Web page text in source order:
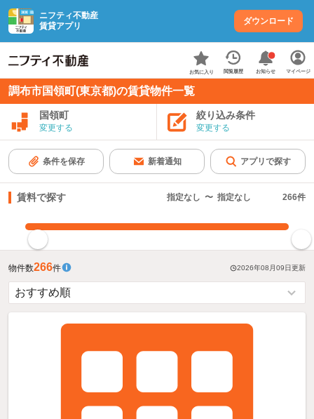
ニフティ不動産
賃貸アプリ
ダウンロード
お気に入り 閲覧履歴 お知らせ マイページ
調布市国領町(東京都)の賃貸物件一覧
国領町
変更する
絞り込み条件
変更する
条件を保存 新着通知 アプリで探す
賃料で探す 指定なし 〜 指定なし 266件
物件数266件 2026年08月09日更新